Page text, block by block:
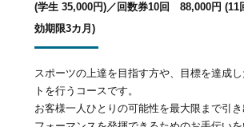
(学生 35,000円)／回数券10回 88,000円 (11
効期限3カ月)
スポーツの上達を目指す方や、目標を達成
トを行うコースです。
お客様一人ひとりの可能性を最大限まで引